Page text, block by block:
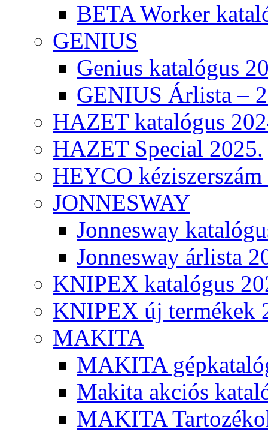
BETA Worker
GENIUS
Genius katalógus
GENIUS Árlista –
HAZET katalógus
HAZET Special 2025.
HEYCO
JONNESWAY
Jonnesway
Jonnesway árlista
KNIPEX katalógus
KNIPEX új termékek
MAKITA
MAKITA
Makita akciós
MAKITA